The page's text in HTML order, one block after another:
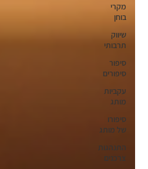
מקרי
בוחן
שיווק
תרבותי
סיפור
סיפורים
עקביות
מותג
סיפורו
של מותג
התנהגות
צרכנים